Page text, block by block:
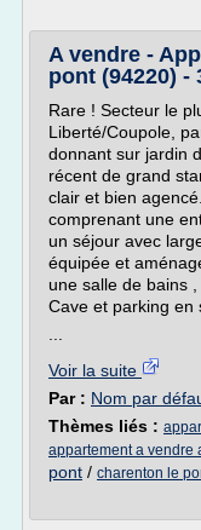
A vendre -
pont (94220) -
Rare ! Secteur le
Liberté/Coupole,
donnant sur jardin
récent de grand
clair et bien
comprenant une
un séjour avec
équipée et
une salle de bains
Cave et parking en
Voir la suite
Par : Nom par
Thèmes liés :
appartement a vendre
pont / charenton le